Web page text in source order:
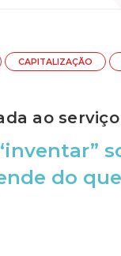
CAPITALIZAÇÃO
ao
do